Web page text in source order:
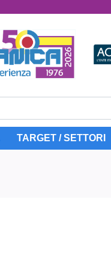
TARGET / SETTORI